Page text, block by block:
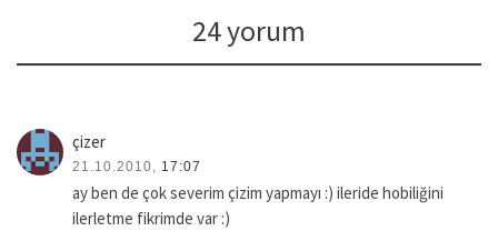
24 yorum
çizer
21.10.2010, 17:07
ay ben de çok severim çizim yapmayı :) ileride hobiliğini
ilerletme fikrimde var :)